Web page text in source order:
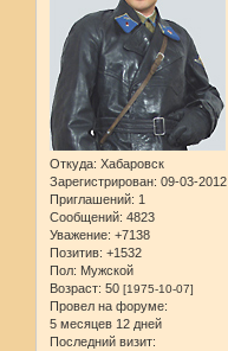
Откуда: Хабаровск
Зарегистрирован: 09-03-2012
Приглашений: 1
Сообщений: 4823
Уважение: +7138
Позитив: +1532
Пол: Мужской
Возраст: 50 [1975-10-07]
Провел на форуме:
5 месяцев 12 дней
Последний визит: